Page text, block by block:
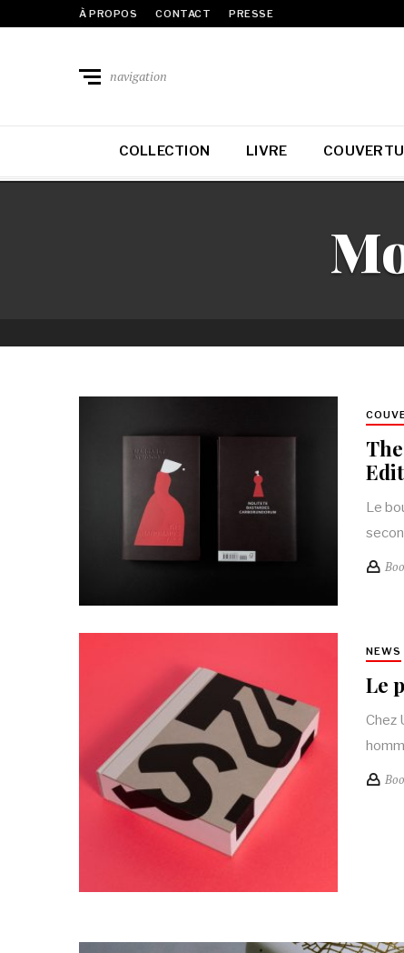
À PROPOS CONTACT PRESSE
navigation
COLLECTION LIVRE
Le
NEWS
Le
Chez